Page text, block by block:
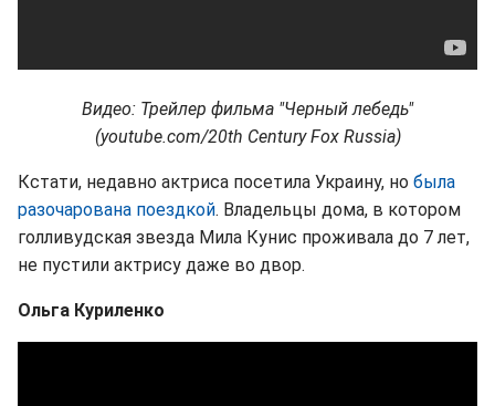
Видео: Трейлер фильма "Черный лебедь"
(youtube.com/20th Century Fox Russia)
Кстати, недавно актриса посетила Украину, но была
разочарована поездкой. Владельцы дома, в котором
голливудская звезда Мила Кунис проживала до 7 лет,
не пустили актрису даже во двор.
Ольга Куриленко